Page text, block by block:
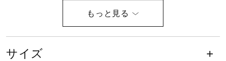
コラボ／ライセンス
セール
A4サイズまで収納できる大容量の背面ポケット。
※こちらユニセックスの商品になります。商品規格は男
サイズ